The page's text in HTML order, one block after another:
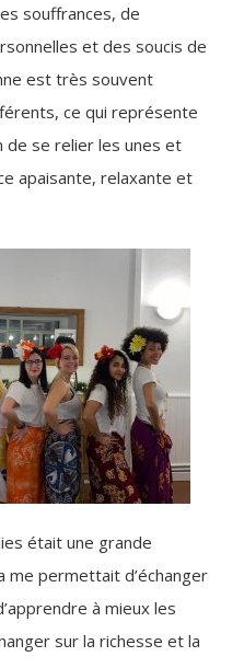
souffrances, de
et des soucis de
est très souvent
ce qui représente
de se relier les unes et
apaisante, relaxante et
était une grande
me permettait d’échanger
à mieux les
sur la richesse et la